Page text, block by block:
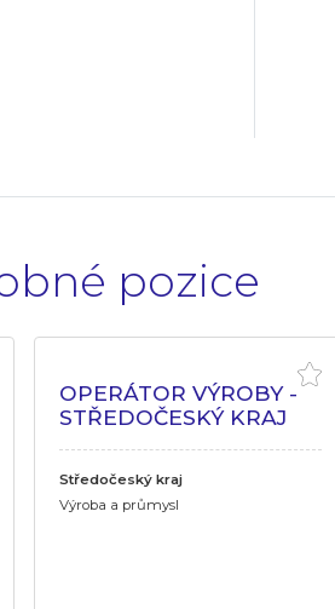
pozice
OPERÁTOR VÝROBY -
STŘEDOČESKÝ KRAJ
Středočeský kraj
Výroba a průmysl